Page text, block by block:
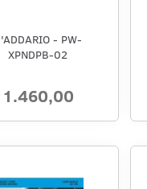
- PW-
XPNDPB-02
1.460,00